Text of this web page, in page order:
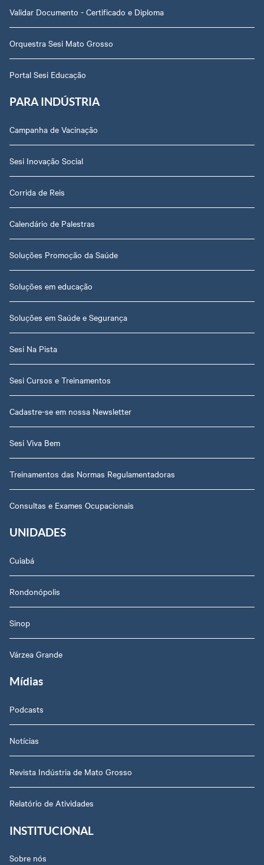
Validar Documento - Certificado e Diploma
Orquestra Sesi Mato Grosso
Portal Sesi Educação
PARA INDÚSTRIA
Campanha de Vacinação
Sesi Inovação Social
Corrida de Reis
Calendário de Palestras
Soluções Promoção da Saúde
Soluções em educação
Soluções em Saúde e Segurança
Sesi Na Pista
Sesi Cursos e Treinamentos
Cadastre-se em nossa Newsletter
Sesi Viva Bem
Treinamentos das Normas Regulamentadoras
Consultas e Exames Ocupacionais
UNIDADES
Cuiabá
Rondonópolis
Sinop
Várzea Grande
Mídias
Podcasts
Notícias
Revista Indústria de Mato Grosso
Relatório de Atividades
INSTITUCIONAL
Sobre nós